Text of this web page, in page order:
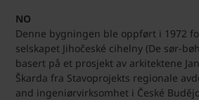
NO
Denne bygningen ble oppført i 1972
selskapet Jihočeské cihelny (De sør-
basert på et prosjekt av arkitektene
Škarda fra Stavoprojekts regionale
and ingeniørvirksomhet i České